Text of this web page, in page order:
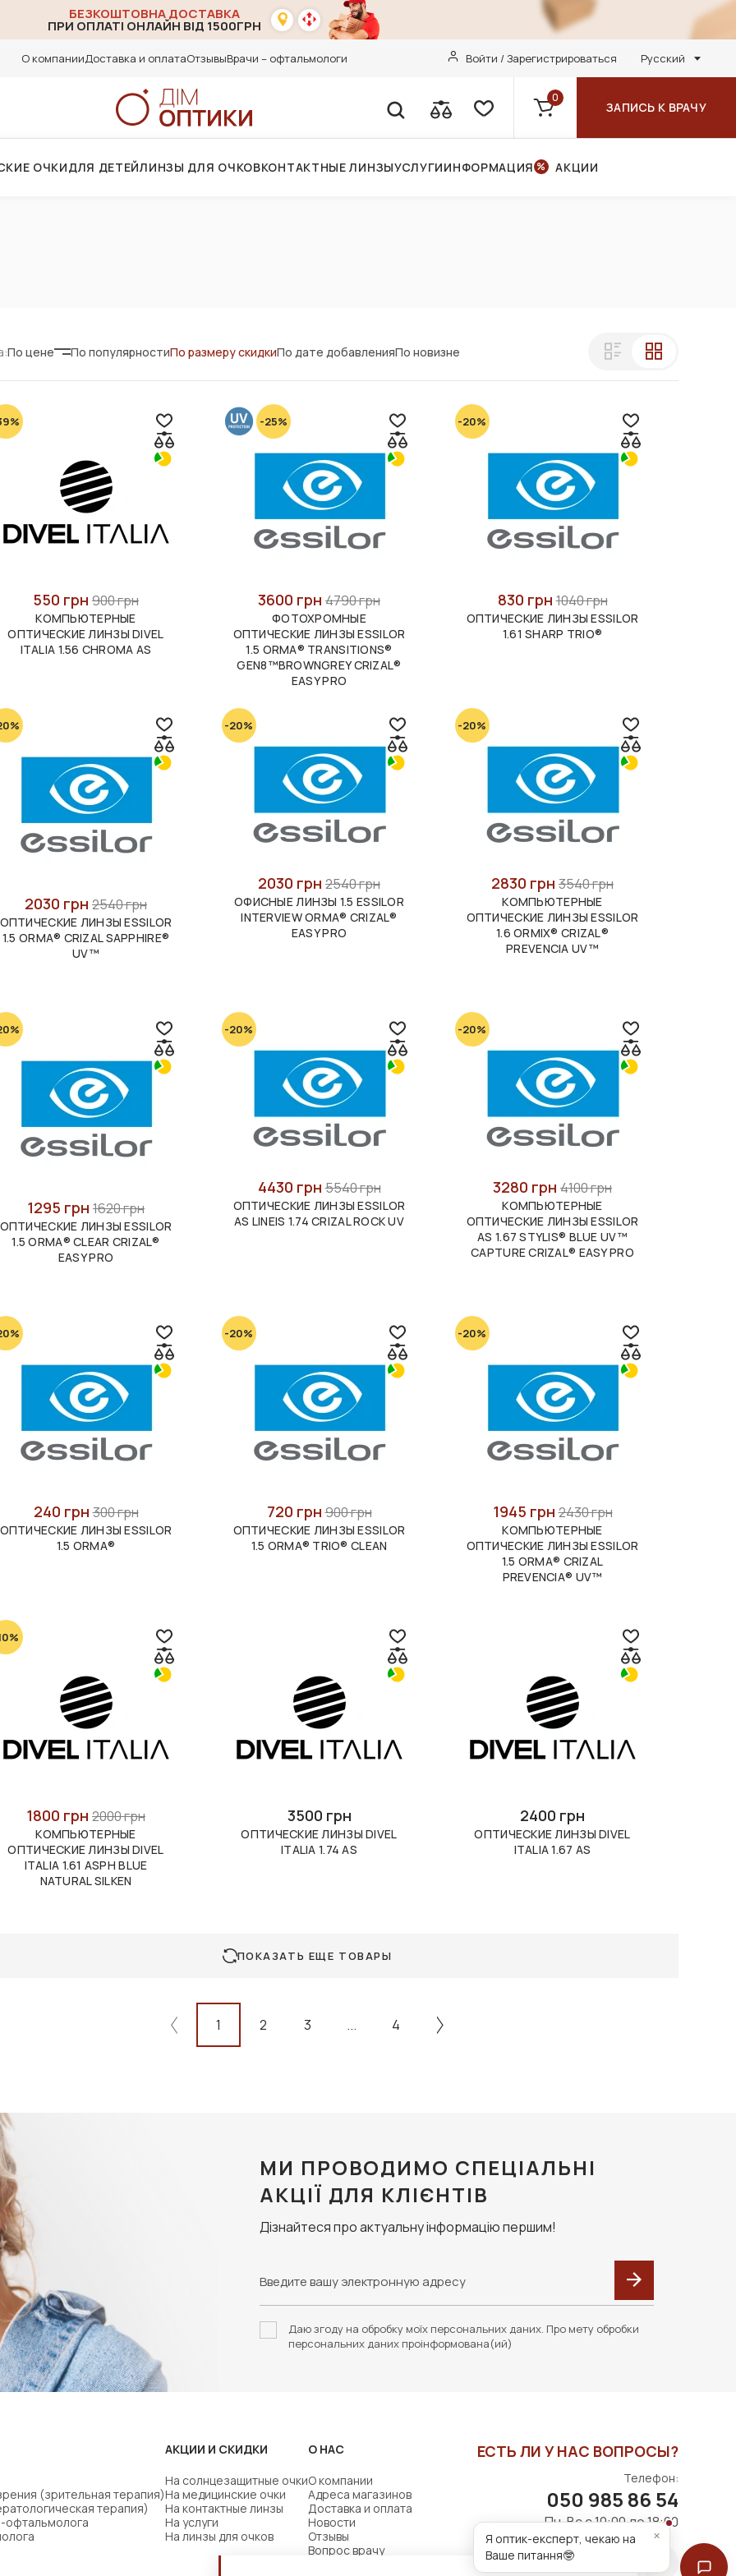
БЕЗКОШТОВНА ДОСТАВКА
ПРИ ОПЛАТІ ОНЛАЙН ВІД 1500ГРН
О компанииДоставка и оплатаОтзывыВрачи – офтальмологи Войти / Зарегистрироваться Русский
0
ЗАПИСЬ К ВРАЧУ
ОЧКИДЛЯ ДЕТЕЙЛИНЗЫ ДЛЯ ОЧКОВКОНТАКТНЫЕ ЛИНЗЫУСЛУГИИНФОРМАЦИЯ АКЦИИ
По цене По популярностиПо размеру скидкиПо дате добавленияПо новизне
550 грн 900 грн
КОМПЬЮТЕРНЫЕ
ОПТИЧЕСКИЕ ЛИНЗЫ DIVEL
ITALIA 1.56 CHROMA AS
-25%
3600 грн 4790 грн
ФОТОХРОМНЫЕ
ОПТИЧЕСКИЕ ЛИНЗЫ ESSILOR
1.5 ORMA® TRANSITIONS®
GEN8™BROWNGREY CRIZAL®
EASY PRO
-20%
830 грн1040 грн
ОПТИЧЕСКИЕ ЛИНЗЫ ESSILOR
1.61 SHARP TRIO®
2030 грн 2540 грн
ОПТИЧЕСКИЕ ЛИНЗЫ ESSILOR
1.5 ORMA® CRIZAL SAPPHIRE®
UV™
-20%
2030 грн 2540 грн
ОФИСНЫЕ ЛИНЗЫ 1.5 ESSILOR
INTERVIEW ORMA® CRIZAL®
EASY PRO
-20%
2830 грн 3540 грн
КОМПЬЮТЕРНЫЕ
ОПТИЧЕСКИЕ ЛИНЗЫ ESSILOR
1.6 ORMIX® CRIZAL®
PREVENCIA UV™
1295 грн 1620 грн
ОПТИЧЕСКИЕ ЛИНЗЫ ESSILOR
1.5 ORMA® CLEAR CRIZAL®
EASY PRO
-20%
4430 грн5540 грн
ОПТИЧЕСКИЕ ЛИНЗЫ ESSILOR
AS LINEIS 1.74 CRIZAL ROCK UV
-20%
3280 грн 4100 грн
КОМПЬЮТЕРНЫЕ
ОПТИЧЕСКИЕ ЛИНЗЫ ESSILOR
AS 1.67 STYLIS® BLUE UV™
CAPTURE CRIZAL® EASY PRO
240 грн300 грн
ОПТИЧЕСКИЕ ЛИНЗЫ ESSILOR
1.5 ORMA®
-20%
720 грн900 грн
ОПТИЧЕСКИЕ ЛИНЗЫ ESSILOR
1.5 ORMA® TRIO® CLEAN
-20%
1945 грн2430 грн
КОМПЬЮТЕРНЫЕ
ОПТИЧЕСКИЕ ЛИНЗЫ ESSILOR
1.5 ORMA® CRIZAL
PREVENCIA® UV™
1800 грн 2000 грн
КОМПЬЮТЕРНЫЕ
ОПТИЧЕСКИЕ ЛИНЗЫ DIVEL
ITALIA 1.61 ASPH BLUE
NATURAL SILKEN
3500 грн
ОПТИЧЕСКИЕ ЛИНЗЫ DIVEL
ITALIA 1.74 AS
2400 грн
ОПТИЧЕСКИЕ ЛИНЗЫ DIVEL
ITALIA 1.67 AS
ПОКАЗАТЬ ЕЩЕ ТОВАРЫ
1 2 3 ... 4
МИ ПРОВОДИМО СПЕЦІАЛЬНІ
АКЦІЇ ДЛЯ КЛІЄНТІВ
Дізнайтеся про актуальну інформацію першим!
Даю згоду на обробку моїх персональних даних. Про мету обробки
персональних даних проінформована(ий)
(зрительная терапия)
терапия)
офтальмолога
АКЦИИ И СКИДКИ
На солнцезащитные очки
На медицинские очки
На контактные линзы
На услуги
На линзы для очков
О НАС
О компании
Адреса магазинов
Доставка и оплата
Новости
Отзывы
Вопрос врачу
ЕСТЬ ЛИ У НАС ВОПРОСЫ?
Телефон:
050 985 86 54
Пн-Вс с 10:00 до 18:00
Я оптик-експерт, чекаю на
Ваше питання🤓
×